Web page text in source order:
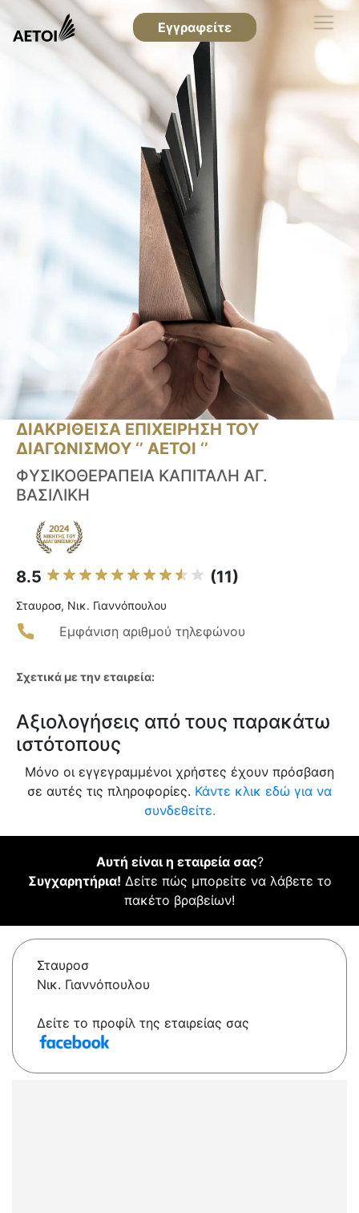
Εγγραφείτε
ΔΙΑΚΡΙΘΕΙΣΑ ΕΠΙΧΕΙΡΗΣΗ ΤΟΥ
ΔΙΑΓΩΝΙΣΜΟΥ ‘’ ΑΕΤΟΙ ‘’
ΦΥΣΙΚΟΘΕΡΑΠΕΙΑ ΚΑΠΙΤΑΛΗ ΑΓ.
ΒΑΣΙΛΙΚΗ
8.5 (11)
Σταυροσ, Νικ. Γιαννόπουλου
Εμφάνιση αριθμού τηλεφώνου
Σχετικά με την εταιρεία:
Αξιολογήσεις από τους παρακάτω
ιστότοπους
Μόνο οι εγγεγραμμένοι χρήστες έχουν πρόσβαση
σε αυτές τις πληροφορίες. Κάντε κλικ εδώ για να
συνδεθείτε.
Αυτή είναι η εταιρεία σας?
Συγχαρητήρια! Δείτε πώς μπορείτε να λάβετε το
πακέτο βραβείων!
Σταυροσ
Νικ. Γιαννόπουλου
Δείτε το προφίλ της εταιρείας σας